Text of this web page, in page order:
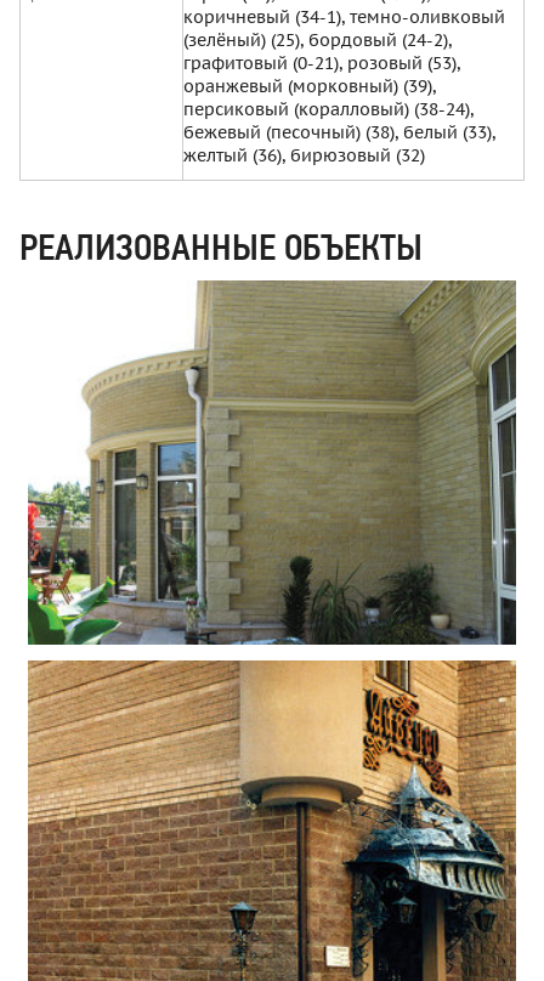
коричневый (34-1), темно-оливковый
(зелёный) (25), бордовый (24-2),
графитовый (0-21), розовый (53),
оранжевый (морковный) (39),
персиковый (коралловый) (38-24),
бежевый (песочный) (38), белый (33),
желтый (36), бирюзовый (32)
РЕАЛИЗОВАННЫЕ ОБЪЕКТЫ